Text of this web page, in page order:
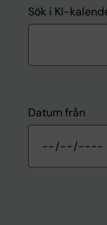
Sök i KI-
Datum från